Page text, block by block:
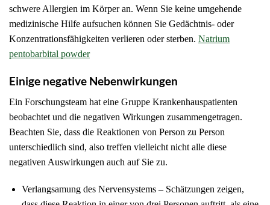
schwere Allergien im Körper an. Wenn Sie keine umgehende
medizinische Hilfe aufsuchen können Sie Gedächtnis- oder
Konzentrationsfähigkeiten verlieren oder sterben. Natrium
pentobarbital powder
Einige negative Nebenwirkungen
Ein Forschungsteam hat eine Gruppe Krankenhauspatienten
beobachtet und die negativen Wirkungen zusammengetragen.
Beachten Sie, dass die Reaktionen von Person zu Person
unterschiedlich sind, also treffen vielleicht nicht alle diese
negativen Auswirkungen auch auf Sie zu.
Verlangsamung des Nervensystems – Schätzungen zeigen,